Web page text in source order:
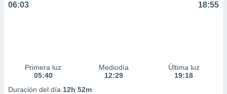
06:03 18:55
Primera luz
05:40
Mediodía
12:29
Última luz
19:18
Duración del día 12h 52m